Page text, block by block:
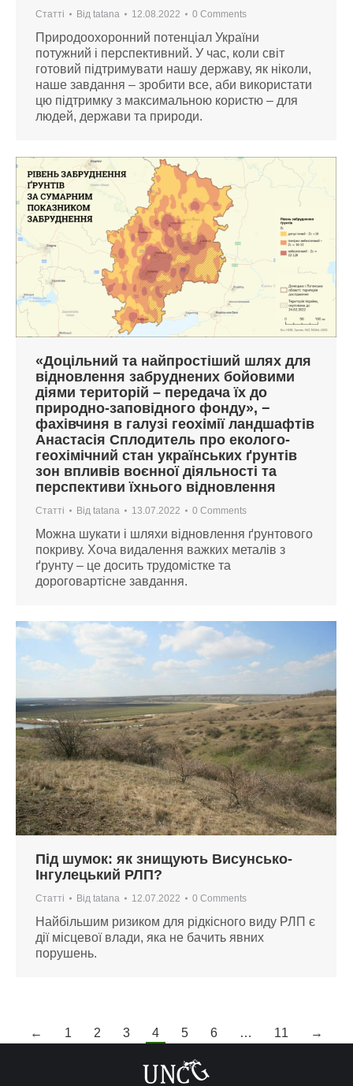
Статті Від tatana 12.08.2022 0 Comments
Природоохоронний потенціал України
потужний і перспективний. У час, коли світ
готовий підтримувати нашу державу, як ніколи,
наше завдання – зробити все, аби використати
цю підтримку з максимальною користю – для
людей, держави та природи.
«Доцільний та найпростіший шлях для
відновлення забруднених бойовими
діями територій – передача їх до
природно-заповідного фонду», −
фахівчиня в галузі геохімії ландшафтів
Анастасія Сплодитель про еколого-
геохімічний стан українських ґрунтів
зон впливів воєнної діяльності та
перспективи їхнього відновлення
Статті Від tatana 13.07.2022 0 Comments
Можна шукати і шляхи відновлення ґрунтового
покриву. Хоча видалення важких металів з
ґрунту – це досить трудомістке та
дороговартісне завдання.
Під шумок: як знищують Висунсько-
Інгулецький РЛП?
Статті Від tatana 12.07.2022 0 Comments
Найбільшим ризиком для рідкісного виду РЛП є
дії місцевої влади, яка не бачить явних
порушень.
← 1 2 3 4 5 6 … 11 →